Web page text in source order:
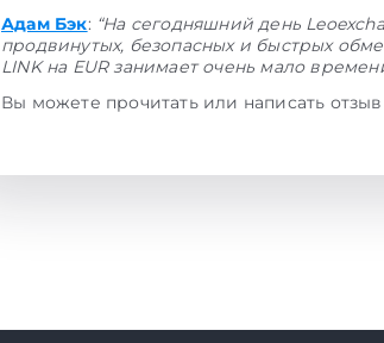
Адам Бэк: “На сегодняшний день
продвинутых, безопасных и быстрых
LINK на EUR занимает очень мало
Вы можете прочитать или написать